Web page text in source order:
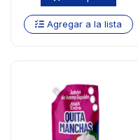
Agregar a la lista